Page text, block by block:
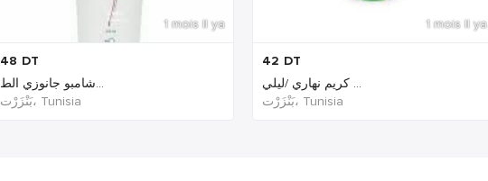
1 mois Il ya
48 DT
شامبو جانوزي الط...
بَنْزَرْت‎، Tunisia
1 mois Il ya
42 DT
كريم نهاري /ليلي ...
بَنْزَرْت‎، Tunisia